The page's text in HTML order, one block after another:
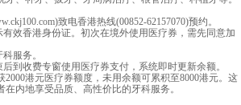
)致电香港热线(00852-62157070)预约。
香港身份证。初次在境外使用医疗券，需先同意加
服务。
收费专窗使用医疗券支付，系统即时更新余额。
港元医疗券额度，未用余额可累积至8000港元。这
内地享受品质、高性价比的牙科服务。